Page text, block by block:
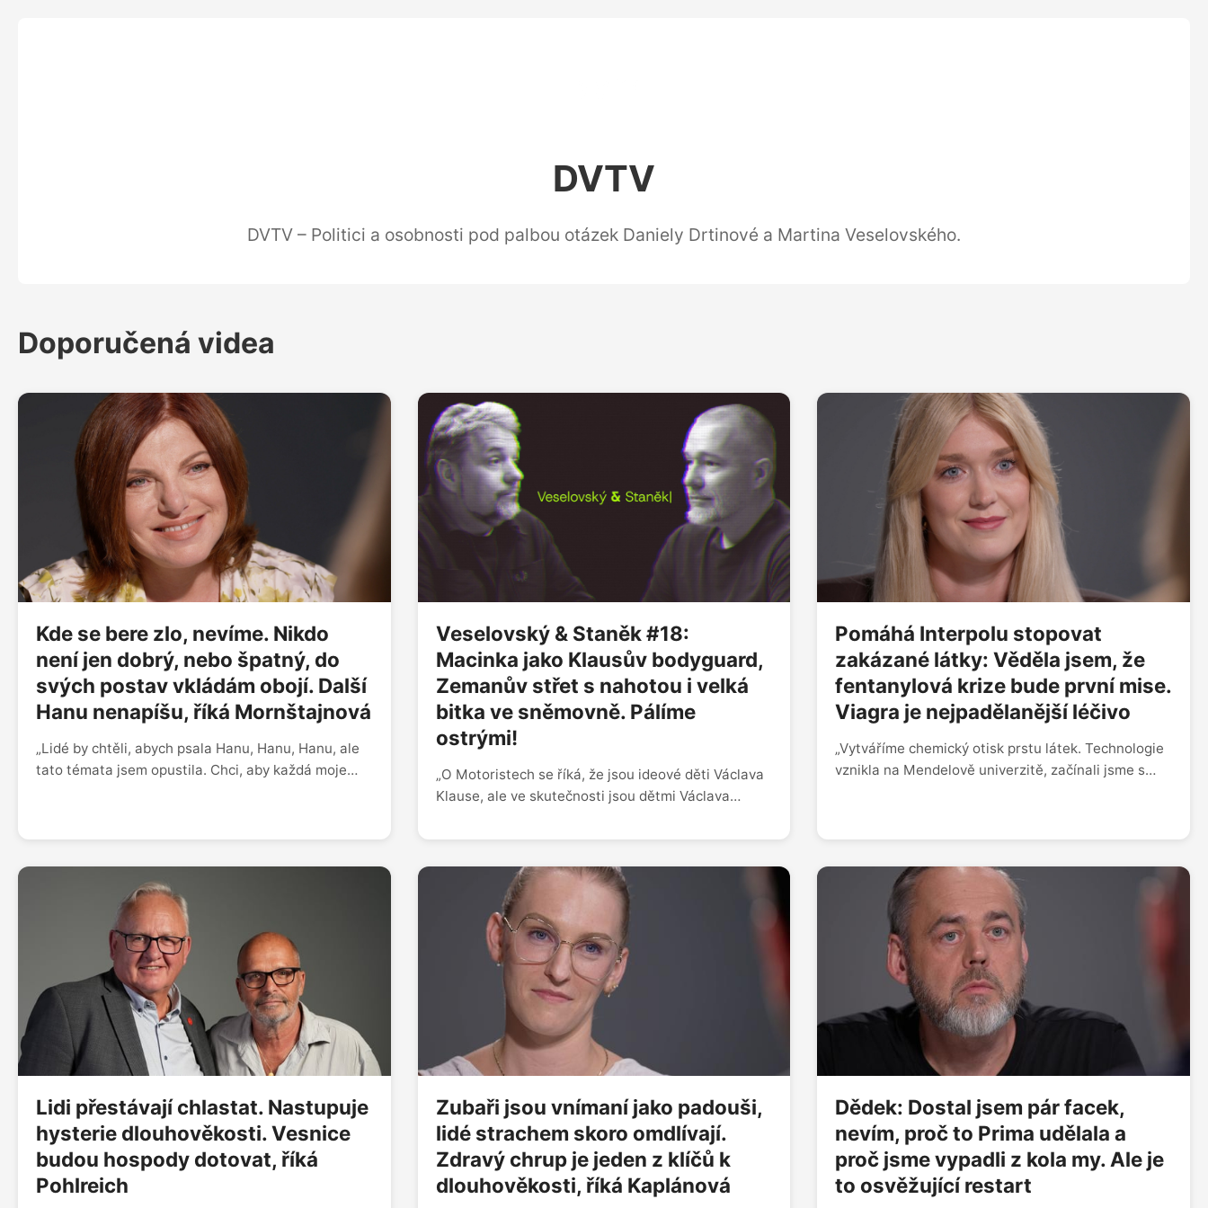
DVTV
DVTV – Politici a osobnosti pod palbou otázek Daniely Drtinové a Martina Veselovského.
Doporučená videa
Kde se bere zlo, nevíme. Nikdo
není jen dobrý, nebo špatný, do
svých postav vkládám obojí. Další
Hanu nenapíšu, říká Mornštajnová
„Lidé by chtěli, abych psala Hanu, Hanu, Hanu, ale
tato témata jsem opustila. Chci, aby každá moje
Mornštajnová. Loni na podzim překonala hranici
milionu prodaných knih a momentálně pracuje na
dalším románu. „Byla doba, kdy jsem si myslela, že
všichni lidé uvažují stejně jako já. I knihy mi
pomohly pochopit, že každý jsme úplně jiný a každý
máme svůj vlastní svět. Vnímáme ho každý jinak a
právě to v knihách vidím. Nedokážu si bez nich svůj
život představit,“ dodává.
Veselovský & Staněk #18:
Macinka jako Klausův bodyguard,
Zemanův střet s nahotou i velká
bitka ve sněmovně. Pálíme
ostrými!
„O Motoristech se říká, že jsou ideové děti Václava
Klause, ale ve skutečnosti jsou dětmi Václava
sebevědomí a Zemanovu mluvu. To DNA tam prostě
talk show DVTV. Kdo měl schytat Volného flákanec?
Kolik vajec trefilo na Andělu Jiřího Paroubka? A
který Zemanův pokus o vtip byl moc i na Putin
Pomáhá Interpolu stopovat
zakázané látky: Věděla jsem, že
fentanylová krize bude první mise.
Viagra je nejpadělanější léčivo
„Vytváříme chemický otisk prstu látek. Technologie
vznikla na Mendelově univerzitě, začínali jsme s
jsme fentanylovou krizi, věděla jsem, že to bude
naše první mise,“ říká CEO a spoluzakladatelka
start-upu Lightly Monika Štěpánová. „Jako další
krok dávají smysl farma-trhy, dostala jsem
informaci, že v Číně se 50 % léčiv na rakovinu
padělá, Viagra je nejpadělanější léčivo. V Česku se
máme fakt hezky, máme tady bezpečno. Nadáváme
na regulace, ale právě ty nás dost zachránily před
fentanylovou krizí,“ dodává.
Lidi přestávají chlastat. Nastupuje
hysterie dlouhověkosti. Vesnice
budou hospody dotovat, říká
Pohlreich
Zubaři jsou vnímaní jako padouši,
lidé strachem skoro omdlívají.
Zdravý chrup je jeden z klíčů k
dlouhověkosti, říká Kaplánová
Dědek: Dostal jsem pár facek,
nevím, proč to Prima udělala a
proč jsme vypadli z kola my. Ale je
to osvěžující restart